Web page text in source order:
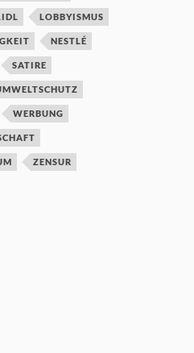
LOBBYISMUS
NESTLÉ
SATIRE
WERBUNG
ZENSUR